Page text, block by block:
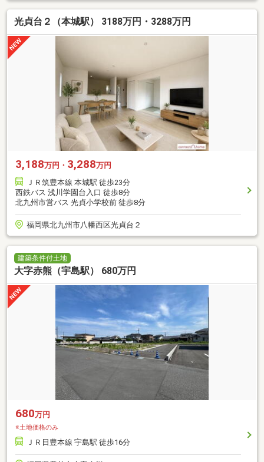
光貞台２（本城駅） 3188万円・3288万円
3,188万円・ 3,288万円
ＪＲ筑豊本線 本城駅 徒歩23分
西鉄バス 浅川学園台入口 徒歩8分
北九州市営バス 光貞小学校前 徒歩8分
福岡県北九州市八幡西区光貞台２
建築条件付土地
大字赤熊（宇島駅） 680万円
680万円
※土地価格のみ
ＪＲ日豊本線 宇島駅 徒歩16分